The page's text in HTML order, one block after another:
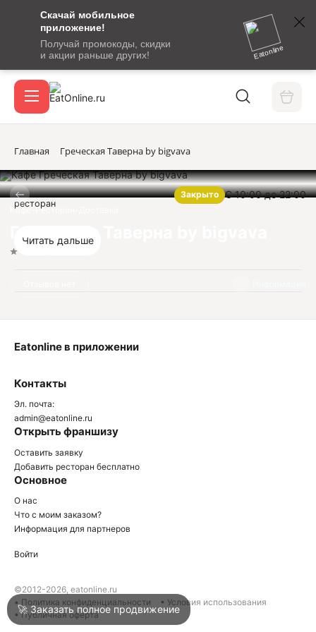
Скачай мобильное
приложение!
Получай промокоды, скидки
и акции раньше других!
Eatonline
сообщение
кодом
подтверждения
Вход / регистрация
Акции
Войти
Написать в техподдержку
Главная Греческая Таверна by bigvava
Закрыто С 10:00 до 22:00
Кафе-Ресторан-Доставка
Греческая Таверна by bigvava
ресторан
Читать дальше
Контакты
Эл. почта:
admin@eatonline.ru
Открыть франшизу
Оставить заявку
Добавить ресторан бесплатно
Основное
О нас
Что с моим заказом?
Информация для партнеров
Eatonline в приложении
Войти
©2012-2026, eatonline.ru
• Политика конфиденциальности
• Условия использования
• Публичная оферта
🚀 Заказать полное продвижение